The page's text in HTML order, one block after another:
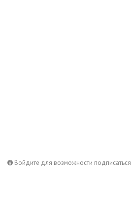
Войдите для возможности подписаться